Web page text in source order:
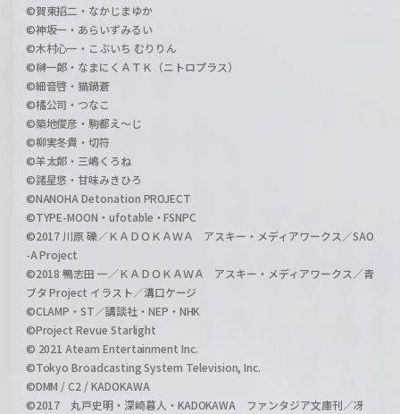
©賀東招二・なかじまゆか
©神坂一・あらいずみるい
©木村心一・こぶいち むりりん
©榊一郎・なまにくＡＴＫ（ニトロプラス）
©細音啓・猫鍋蒼
©橘公司・つなこ
©築地俊彦・駒都え～じ
©柳実冬貴・切符
©羊太郎・三嶋くろね
©諸星悠・甘味みきひろ
©NANOHA Detonation PROJECT
©TYPE-MOON・ufotable・FSNPC
©2017 川原 礫／ＫＡＤＯＫＡＷＡ アスキー・メディアワークス／SAO
-A Project
©2018 鴨志田 一／ＫＡＤＯＫＡＷＡ アスキー・メディアワークス／青
ブタ Project イラスト／溝口ケージ
©CLAMP・ST／講談社・NEP・NHK
©Project Revue Starlight
© 2021 Ateam Entertainment Inc.
©Tokyo Broadcasting System Television, Inc.
©DMM / C2 / KADOKAWA
©2017 丸戸史明・深崎暮人・KADOKAWA ファンタジア文庫刊／冴